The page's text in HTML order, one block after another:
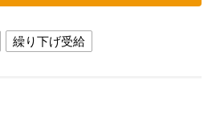
繰り下げ受給